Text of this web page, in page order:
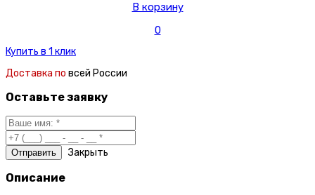
В корзину
0
Купить в 1 клик
Доставка по всей России
Оставьте заявку
Закрыть
Описание